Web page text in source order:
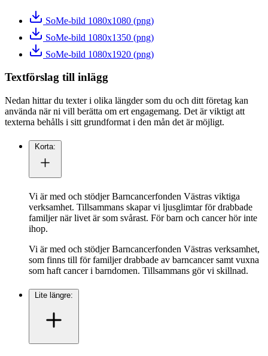
SoMe-bild 1080x1080 (png)
SoMe-bild 1080x1350 (png)
SoMe-bild 1080x1920 (png)
Textförslag till inlägg
Nedan hittar du texter i olika längder som du och ditt företag kan
använda när ni vill berätta om ert engagemang. Det är viktigt att
texterna behålls i sitt grundformat i den mån det är möjligt.
Korta:
Vi är med och stödjer Barncancerfonden Västras viktiga
verksamhet. Tillsammans skapar vi ljusglimtar för drabbade
familjer när livet är som svårast. För barn och cancer hör inte
ihop.
Vi är med och stödjer Barncancerfonden Västras verksamhet,
som finns till för familjer drabbade av barncancer samt vuxna
som haft cancer i barndomen. Tillsammans gör vi skillnad.
Lite längre: